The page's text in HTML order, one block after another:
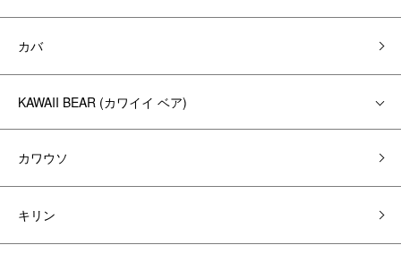
カバ
KAWAII BEAR (カワイイ ベア)
カワウソ
キリン